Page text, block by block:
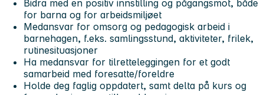
Bidra med en positiv innstilling og pågangsmot, både
for barna og for arbeidsmiljøet
Medansvar for omsorg og pedagogisk arbeid i
barnehagen, f.eks. samlingsstund, aktiviteter, frilek,
rutinesituasjoner
Ha medansvar for tilretteleggingen for et godt
samarbeid med foresatte/foreldre
Holde deg faglig oppdatert, samt delta på kurs og